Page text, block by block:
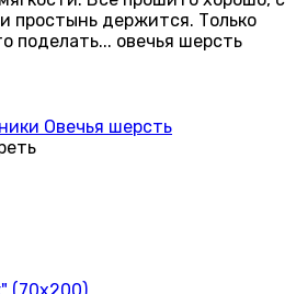
простынь держится. Только
поделать... овечья шерсть
Овечья шерсть